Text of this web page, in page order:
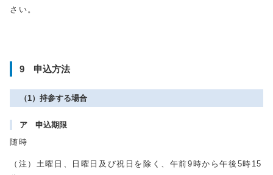
さい。
9 申込方法
（1）持参する場合
ア 申込期限
随時
（注）土曜日、日曜日及び祝日を除く、午前9時から午後5時15